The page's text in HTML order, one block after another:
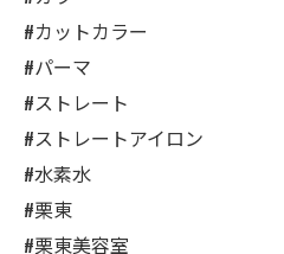
#カットカラー
#パーマ
#ストレート
#ストレートアイロン
#水素水
#栗東
#栗東美容室